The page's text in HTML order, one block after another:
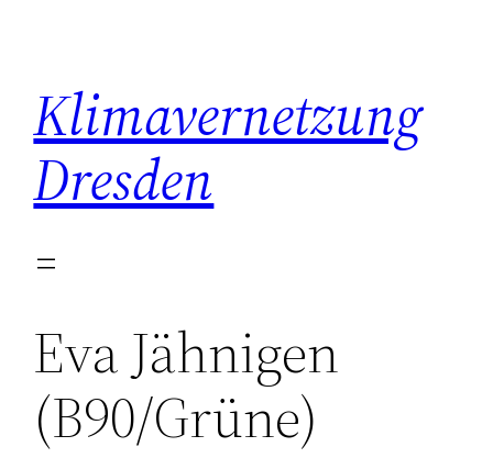
springen
Klimavernetzung
Dresden
Eva Jähnigen
(B90/Grüne)